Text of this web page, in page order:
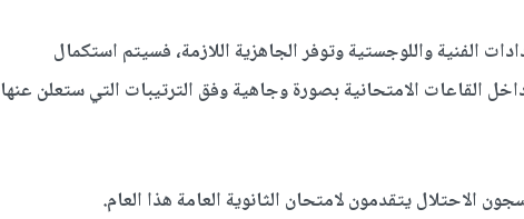
الفنية واللوجستية وتوفر الجاهزية اللازمة، فسيتم استكمال
القاعات الامتحانية بصورة وجاهية وفق الترتيبات التي ستعلن عنها